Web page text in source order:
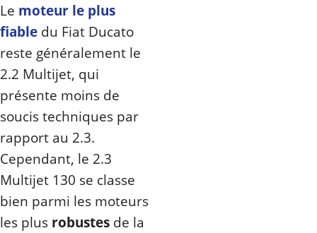
Le moteur le plus
fiable du Fiat Ducato
reste généralement le
2.2 Multijet, qui
présente moins de
soucis techniques par
rapport au 2.3.
Cependant, le 2.3
Multijet 130 se classe
bien parmi les moteurs
les plus robustes de la